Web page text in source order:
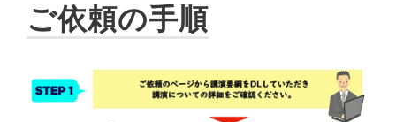
ご依頼の手順